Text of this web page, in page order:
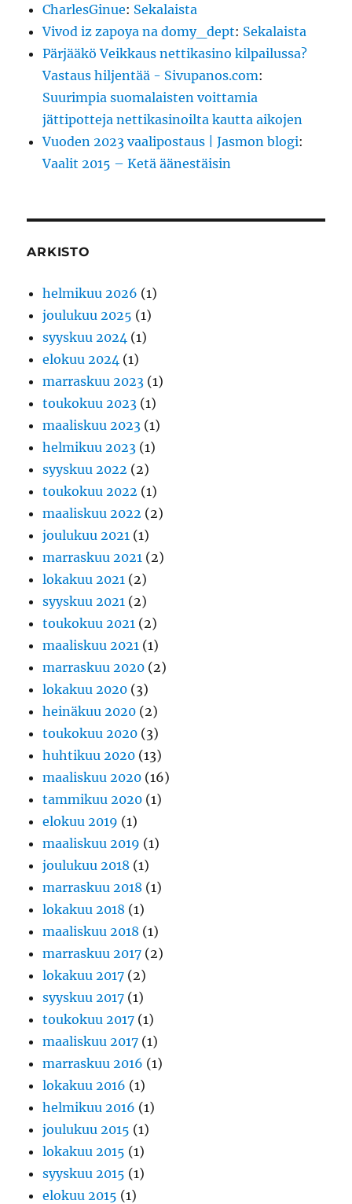
CharlesGinue: Sekalaista
Vivod iz zapoya na domy_dept: Sekalaista
Pärjääkö Veikkaus nettikasino kilpailussa?
Vastaus hiljentää - Sivupanos.com:
Suurimpia suomalaisten voittamia
jättipotteja nettikasinoilta kautta aikojen
Vuoden 2023 vaalipostaus | Jasmon blogi:
Vaalit 2015 – Ketä äänestäisin
ARKISTO
helmikuu 2026 (1)
joulukuu 2025 (1)
syyskuu 2024 (1)
elokuu 2024 (1)
marraskuu 2023 (1)
toukokuu 2023 (1)
maaliskuu 2023 (1)
helmikuu 2023 (1)
syyskuu 2022 (2)
toukokuu 2022 (1)
maaliskuu 2022 (2)
joulukuu 2021 (1)
marraskuu 2021 (2)
lokakuu 2021 (2)
syyskuu 2021 (2)
toukokuu 2021 (2)
maaliskuu 2021 (1)
marraskuu 2020 (2)
lokakuu 2020 (3)
heinäkuu 2020 (2)
toukokuu 2020 (3)
huhtikuu 2020 (13)
maaliskuu 2020 (16)
tammikuu 2020 (1)
elokuu 2019 (1)
maaliskuu 2019 (1)
joulukuu 2018 (1)
marraskuu 2018 (1)
lokakuu 2018 (1)
maaliskuu 2018 (1)
marraskuu 2017 (2)
lokakuu 2017 (2)
syyskuu 2017 (1)
toukokuu 2017 (1)
maaliskuu 2017 (1)
marraskuu 2016 (1)
lokakuu 2016 (1)
helmikuu 2016 (1)
joulukuu 2015 (1)
lokakuu 2015 (1)
syyskuu 2015 (1)
elokuu 2015 (1)